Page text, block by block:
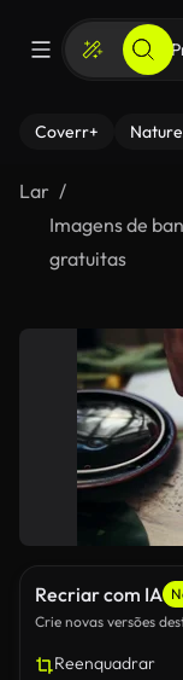
Coverr+
Lar
Imagens de
gratuitas
Recriar com IA
Crie novas versões
Reenquadrar